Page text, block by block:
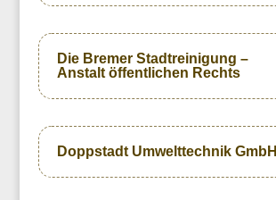
Die Bremer Stadtreinigung –
Anstalt öffentlichen Rechts
Doppstadt Umwelttechnik GmbH